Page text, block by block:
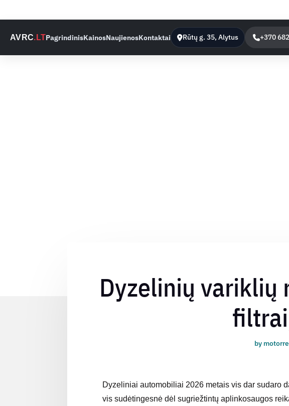
AVRC.LTPagrindinisKainosNaujienosKontaktai Rūtų g. 35, Alytus +370
Dyzelinių variklių
by
Dyzeliniai automobiliai 2026 metais vis dar sudaro
vis sudėtingesnė dėl sugriežtintų aplinkosaugos